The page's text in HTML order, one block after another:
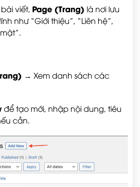
viết, Page (Trang) là nơi lưu
như “Giới thiệu”, “Liên hệ”,
→ Xem danh sách các
để tạo mới, nhập nội dung, tiêu
cần.